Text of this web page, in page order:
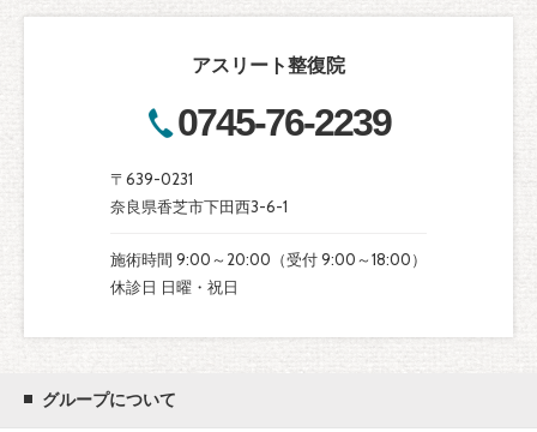
アスリート整復院
0745-76-2239
〒639-0231
奈良県香芝市下田西3-6-1
施術時間 9:00～20:00（受付 9:00～18:00）
休診日 日曜・祝日
グループについて